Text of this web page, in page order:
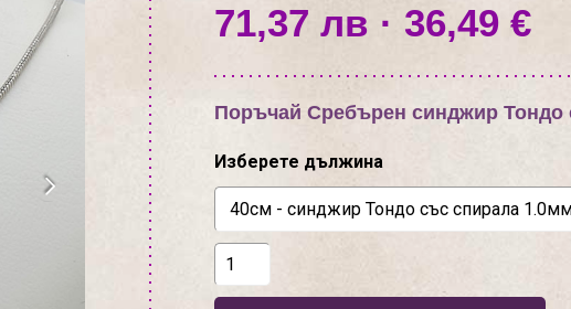
71,37 лв · 36,49 €
Поръчай Сребърен синджир Тондо
Изберете дължина